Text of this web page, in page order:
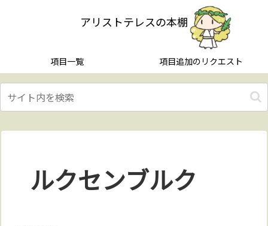
アリストテレスの本棚
項目一覧 項目追加のリクエスト
ルクセンブルク